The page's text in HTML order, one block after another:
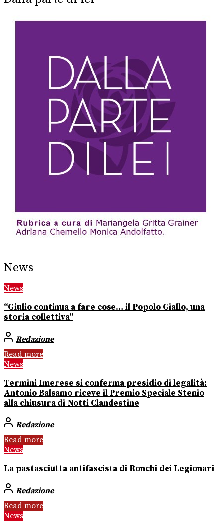
News
News
“Giulio continua a fare cose… il Popolo Giallo, una
storia collettiva”
Redazione
Read more
News
Termini Imerese si conferma presidio di legalità:
Antonio Balsamo riceve il Premio Speciale Stenio
alla chiusura di Notti Clandestine
Redazione
Read more
News
La pastasciutta antifascista di Ronchi dei Legionari
Redazione
Read more
News